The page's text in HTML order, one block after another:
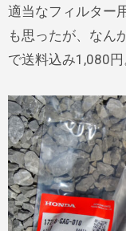
適当なフィルター
も思ったが、なん
で送料込み1,080円